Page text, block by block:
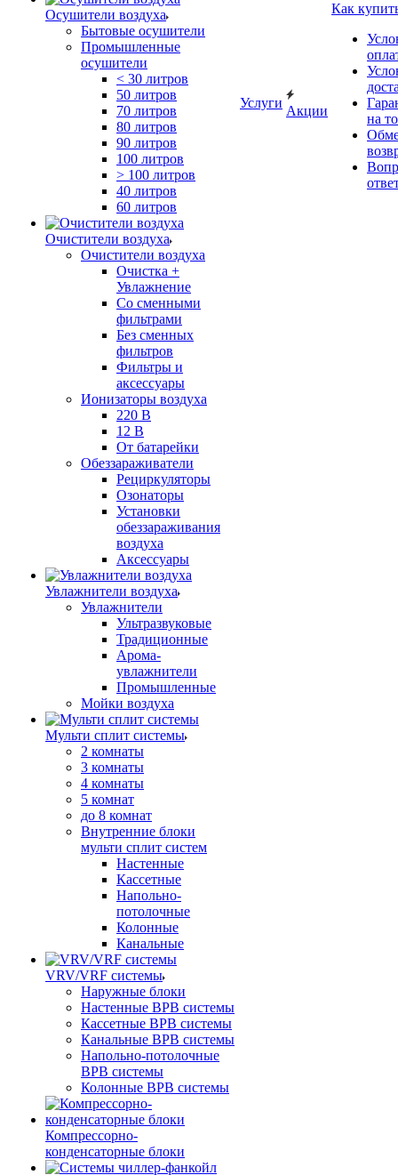
Осушители воздуха
Бытовые осушители
Промышленные
осушители
< 30 литров
50 литров
70 литров
80 литров
90 литров
100 литров
> 100 литров
40 литров
60 литров
Очистители воздуха
Очистители воздуха
Очистка +
Увлажнение
Cо сменными
фильтрами
Без сменных
фильтров
Фильтры и
аксессуары
Ионизаторы воздуха
220 В
12 В
От батарейки
Обеззараживатели
Рециркуляторы
Озонаторы
Установки
обеззараживания
воздуха
Аксессуары
Увлажнители воздуха
Увлажнители
Ультразвуковые
Традиционные
Арома-
увлажнители
Промышленные
Мойки воздуха
Мульти сплит системы
2 комнаты
3 комнаты
4 комнаты
5 комнат
до 8 комнат
Внутренние блоки
мульти сплит систем
Настенные
Кассетные
Напольно-
потолочные
Колонные
Канальные
VRV/VRF системы
Наружные блоки
Настенные ВРВ системы
Кассетные ВРВ системы
Канальные ВРВ системы
Напольно-потолочные
ВРВ системы
Колонные ВРВ системы
Компрессорно-
конденсаторные блоки
Услуги
Акции
Как
на